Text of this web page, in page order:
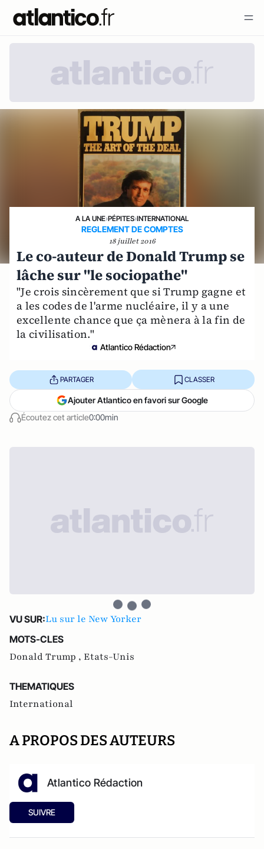
A LA UNE›PÉPITES›INTERNATIONAL
REGLEMENT DE COMPTES
18 juillet 2016
Le co-auteur de Donald Trump se
lâche sur "le sociopathe"
"Je crois sincèrement que si Trump gagne et
a les codes de l'arme nucléaire, il y a une
excellente chance que ça mènera à la fin de
la civilisation."
Atlantico Rédaction
Écoutez cet article0:00min
PARTAGER CLASSER
Ajouter Atlantico en favori sur Google
VU SUR:Lu sur le New Yorker
MOTS-CLES
Donald Trump , Etats-Unis
THEMATIQUES
International
A PROPOS DES AUTEURS
Atlantico Rédaction
SUIVRE